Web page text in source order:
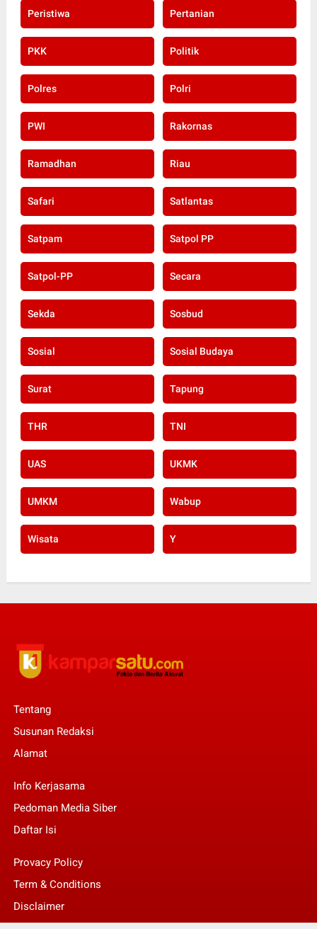
Peristiwa Pertanian
PKK Politik
Polres Polri
PWI Rakornas
Ramadhan Riau
Safari Satlantas
Satpam Satpol PP
Satpol-PP Secara
Sekda Sosbud
Sosial Sosial Budaya
Surat Tapung
THR TNI
UAS UKMK
UMKM Wabup
Wisata Y
Tentang
Susunan Redaksi
Alamat
Info Kerjasama
Pedoman Media Siber
Daftar Isi
Provacy Policy
Term & Conditions
Disclaimer